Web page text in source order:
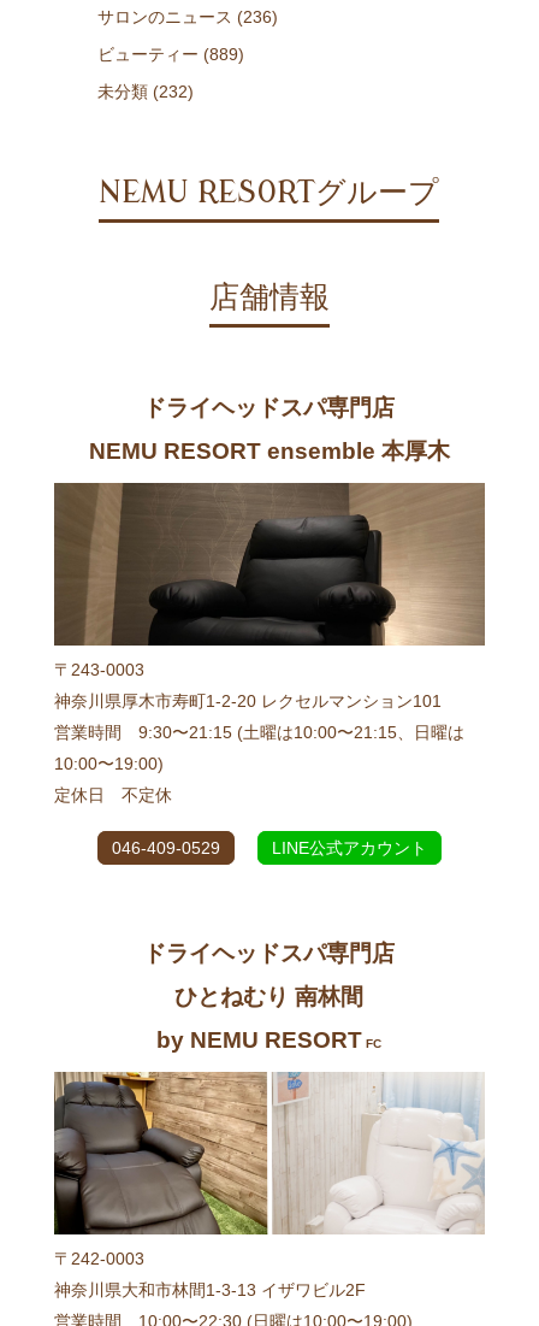
サロンのニュース (236)
ビューティー (889)
未分類 (232)
NEMU RESORTグループ
店舗情報
ドライヘッドスパ専門店
NEMU RESORT ensemble 本厚木
〒243-0003
神奈川県厚木市寿町1-2-20 レクセルマンション101
営業時間 9:30〜21:15 (土曜は10:00〜21:15、日曜は
10:00〜19:00)
定休日 不定休
046-409-0529 LINE公式アカウント
ドライヘッドスパ専門店
ひとねむり 南林間
by NEMU RESORT FC
〒242-0003
神奈川県大和市林間1-3-13 イザワビル2F
営業時間 10:00〜22:30 (日曜は10:00〜19:00)